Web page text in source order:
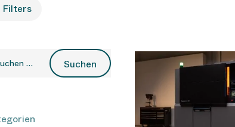
Filters
Suchen